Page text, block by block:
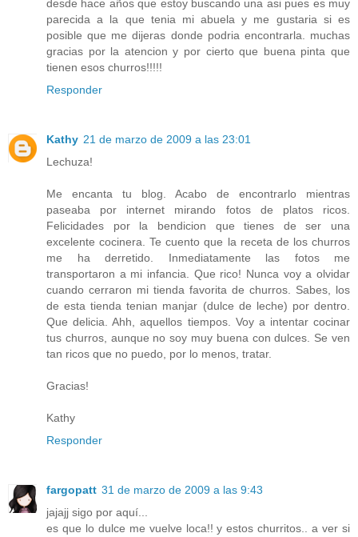
desde hace años que estoy buscando una asi pues es muy
parecida a la que tenia mi abuela y me gustaria si es
posible que me dijeras donde podria encontrarla. muchas
gracias por la atencion y por cierto que buena pinta que
tienen esos churros!!!!!
Responder
Kathy 21 de marzo de 2009 a las 23:01
Lechuza!
Me encanta tu blog. Acabo de encontrarlo mientras
paseaba por internet mirando fotos de platos ricos.
Felicidades por la bendicion que tienes de ser una
excelente cocinera. Te cuento que la receta de los churros
me ha derretido. Inmediatamente las fotos me
transportaron a mi infancia. Que rico! Nunca voy a olvidar
cuando cerraron mi tienda favorita de churros. Sabes, los
de esta tienda tenian manjar (dulce de leche) por dentro.
Que delicia. Ahh, aquellos tiempos. Voy a intentar cocinar
tus churros, aunque no soy muy buena con dulces. Se ven
tan ricos que no puedo, por lo menos, tratar.
Gracias!
Kathy
Responder
fargopatt 31 de marzo de 2009 a las 9:43
jajajj sigo por aquí...
es que lo dulce me vuelve loca!! y estos churritos.. a ver si